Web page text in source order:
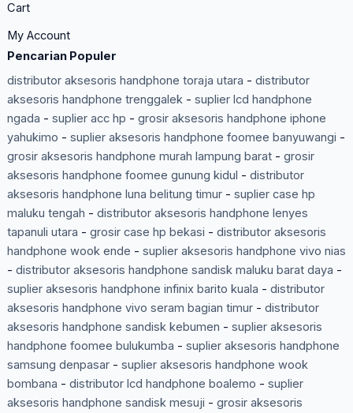
Cart
My Account
Pencarian Populer
distributor aksesoris handphone toraja utara - distributor
aksesoris handphone trenggalek- suplier lcd handphone
ngada - suplier acc hp - grosir aksesoris handphone iphone
yahukimo - suplier aksesoris handphone foomee banyuwangi -
grosir aksesoris handphone murah lampung barat- grosir
aksesoris handphone foomee gunung kidul - distributor
aksesoris handphone luna belitung timur- suplier case hp
maluku tengah - distributor aksesoris handphone lenyes
tapanuli utara - grosir case hp bekasi - distributor aksesoris
handphone wook ende - suplier aksesoris handphone vivo nias
- distributor aksesoris handphone sandisk maluku barat daya -
suplier aksesoris handphone infinix barito kuala - distributor
aksesoris handphone vivo seram bagian timur- distributor
aksesoris handphone sandisk kebumen - suplier aksesoris
handphone foomee bulukumba - suplier aksesoris handphone
samsung denpasar- suplier aksesoris handphone wook
bombana - distributor lcd handphone boalemo - suplier
aksesoris handphone sandisk mesuji - grosir aksesoris